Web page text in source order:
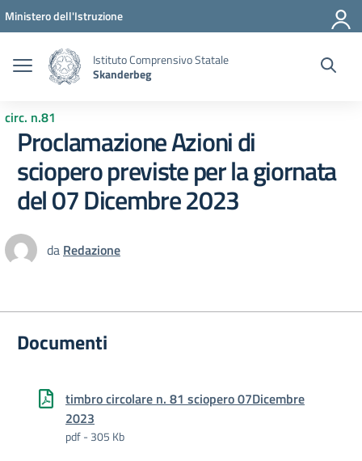
Vai ai contenuti
Vai al menu di navigazione
Vai al footer
Ministero dell'Istruzione
Istituto Comprensivo Statale
Skanderbeg
circ. n.81
Proclamazione Azioni di
sciopero previste per la giornata
del 07 Dicembre 2023
da Redazione
Documenti
timbro circolare n. 81 sciopero 07Dicembre
2023
pdf - 305 Kb